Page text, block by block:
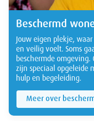
Beschermd
Jouw eigen plekje,
en veilig voelt. Soms
beschermde omgeving.
zijn speciaal opgeleide
hulp en begeleiding.
Meer over